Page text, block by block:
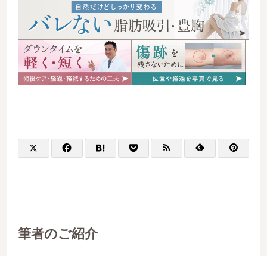
筆者のご紹介